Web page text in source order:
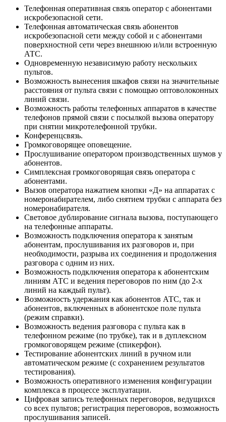
Телефонная оперативная связь оператор с абонентами
искробезопасной сети.
Телефонная автоматическая связь абонентов
искробезопасной сети между собой и с абонентами
поверхностной сети через внешнюю и/или встроенную
АТС.
Одновременную независимую работу нескольких
пультов.
Возможность вынесения шкафов связи на значительные
расстояния от пульта связи с помощью оптоволоконных
линий связи.
Возможность работы телефонных аппаратов в качестве
телефонов прямой связи с посылкой вызова оператору
при снятии микротелефонной трубки.
Конференцсвязь.
Громкоговорящее оповещение.
Прослушивание оператором производственных шумов у
абонентов.
Симплексная громкоговорящая связь оператора с
абонентами.
Вызов оператора нажатием кнопки «Д» на аппаратах с
номеронабирателем, либо снятием трубки с аппарата без
номеронабирателя.
Световое дублирование сигнала вызова, поступающего
на телефонные аппараты.
Возможность подключения оператора к занятым
абонентам, прослушивания их разговоров и, при
необходимости, разрыва их соединения и продолжения
разговора с одним из них.
Возможность подключения оператора к абонентским
линиям АТС и ведения переговоров по ним (до 2-х
линий на каждый пульт).
Возможность удержания как абонентов АТС, так и
абонентов, включенных в абонентское поле пульта
(режим справки).
Возможность ведения разговора с пульта как в
телефонном режиме (по трубке), так и в дуплексном
громкоговорящем режиме (спикерфон).
Тестирование абонентских линий в ручном или
автоматическом режиме (с сохранением результатов
тестирования).
Возможность оперативного изменения конфигурации
комплекса в процессе эксплуатации.
Цифровая запись телефонных переговоров, ведущихся
со всех пультов; регистрация переговоров, возможность
прослушивания записей.